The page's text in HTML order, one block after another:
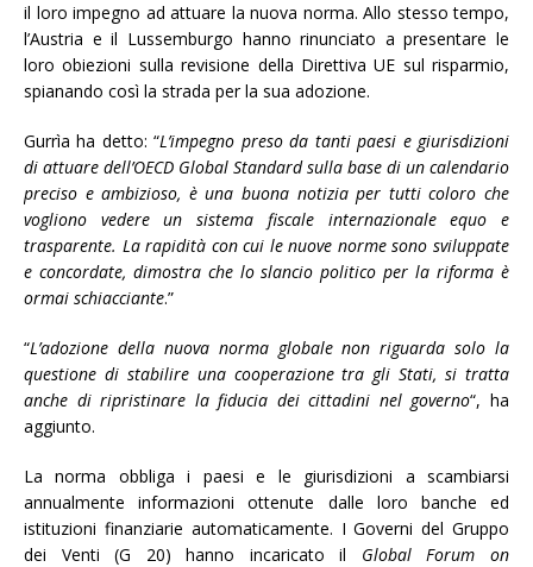
il loro impegno ad attuare la nuova norma. Allo stesso tempo,
l’Austria e il Lussemburgo hanno rinunciato a presentare le
loro obiezioni sulla revisione della Direttiva UE sul risparmio,
spianando così la strada per la sua adozione.
Gurrìa ha detto: “L’impegno preso da tanti paesi e giurisdizioni
di attuare dell’OECD Global Standard sulla base di un calendario
preciso e ambizioso, è una buona notizia per tutti coloro che
vogliono vedere un sistema fiscale internazionale equo e
trasparente. La rapidità con cui le nuove norme sono sviluppate
e concordate, dimostra che lo slancio politico per la riforma è
ormai schiacciante.”
“L’adozione della nuova norma globale non riguarda solo la
questione di stabilire una cooperazione tra gli Stati, si tratta
anche di ripristinare la fiducia dei cittadini nel governo“, ha
aggiunto.
La norma obbliga i paesi e le giurisdizioni a scambiarsi
annualmente informazioni ottenute dalle loro banche ed
istituzioni finanziarie automaticamente. I Governi del Gruppo
dei Venti (G 20) hanno incaricato il Global Forum on